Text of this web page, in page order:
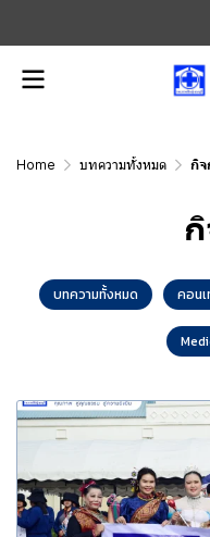
Home บทความทั้งหมด กิจ
บทความทั้งหมด คอน